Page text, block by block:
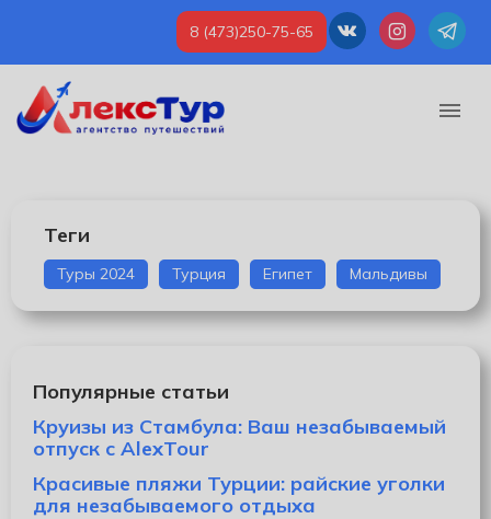
8 (473)250-75-65
Теги
Туры 2024 Турция Египет Мальдивы
Популярные статьи
Круизы из Стамбула: Ваш незабываемый
отпуск с AlexTour
Красивые пляжи Турции: райские уголки
для незабываемого отдыха